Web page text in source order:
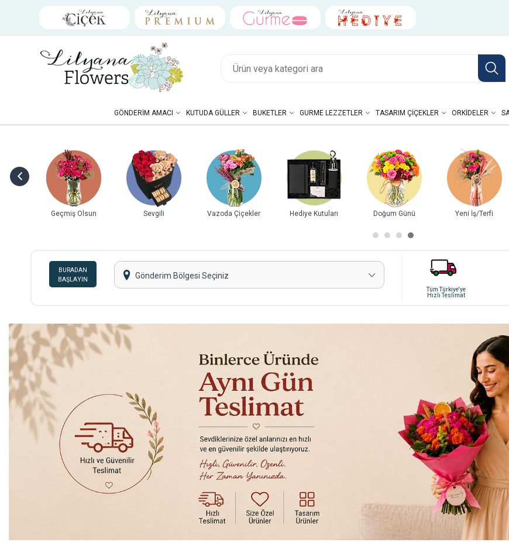
GÖNDERIM AMACI KUTUDA GÜLLER BUKETLER GURME LEZZETLER TASARIM ÇIÇEKLER ORKIDELER
Geçmiş Olsun Sevgili Vazoda Çiçekler Hediye Kutuları Doğum Günü Yeni İş/Terfi
BURADAN
BAŞLAYIN
Gönderim Bölgesi Seçiniz
Tüm Türkiye'ye
Hızlı Teslimat